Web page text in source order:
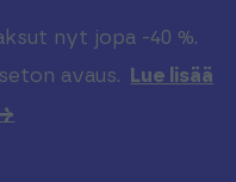
nyt jopa -40 %.
avaus.
Lue lisää